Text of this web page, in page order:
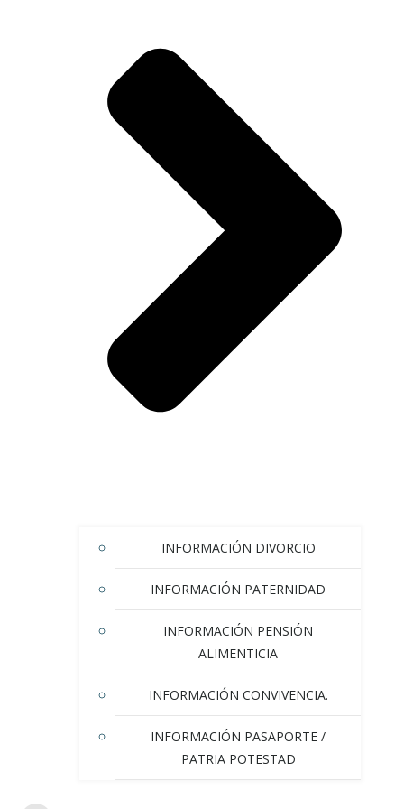
INFORMACIÓN DIVORCIO
INFORMACIÓN PATERNIDAD
INFORMACIÓN PENSIÓN
ALIMENTICIA
INFORMACIÓN CONVIVENCIA.
INFORMACIÓN PASAPORTE /
PATRIA POTESTAD